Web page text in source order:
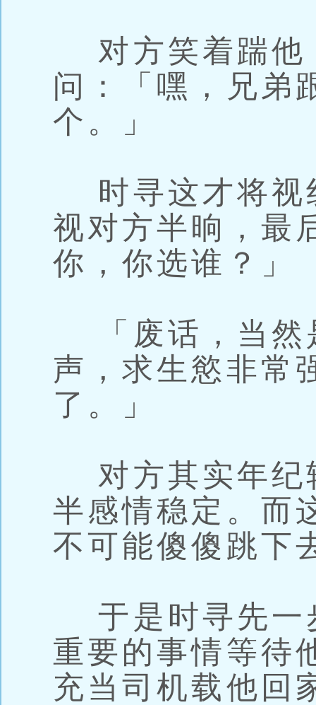
对方笑着踹他
问：「嘿，兄弟
个。」
时寻这才将视
视对方半晌，最
你，你选谁？」
「废话，当然
声，求生慾非常
了。」
对方其实年纪
半感情稳定。而
不可能傻傻跳下
于是时寻先一
重要的事情等待
充当司机载他回